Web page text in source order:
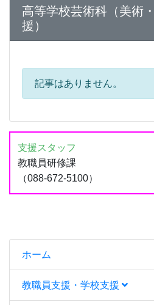
ホーム
教職員支援・学校支援
高等学校芸術科（美術
援）
記事はありません。
支援スタッフ
教職員研修課
（088-672-5100）